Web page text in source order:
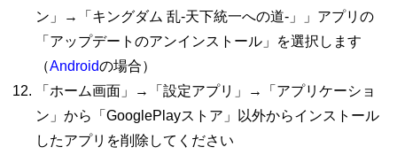
ン」→「キングダム 乱-天下統一への道-」」アプリの
「アップデートのアンインストール」を選択します
（Androidの場合）
「ホーム画面」→「設定アプリ」→「アプリケーショ
ン」から「GooglePlayストア」以外からインストール
したアプリを削除してください